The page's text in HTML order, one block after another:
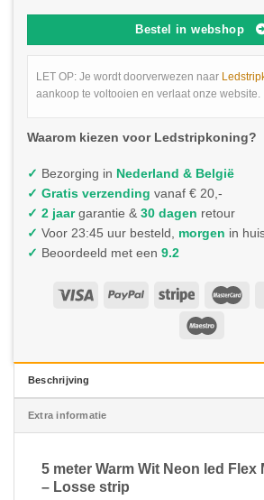
Bestel in webshop
LET OP: Je wordt doorverwezen naar
aankoop te voltooien en verlaat onze website.
Waarom kiezen voor Ledstripkoning?
✓ Bezorging in Nederland & België
✓ Gratis verzending vanaf € 20,-
✓ 2 jaargarantie & 30 dagen retour
✓ Voor 23:45 uur besteld, morgen in
✓ Beoordeeld met een 9.2
Beschrijving
Extra informatie
5 meter Warm Wit Neon led Flex
– Losse strip